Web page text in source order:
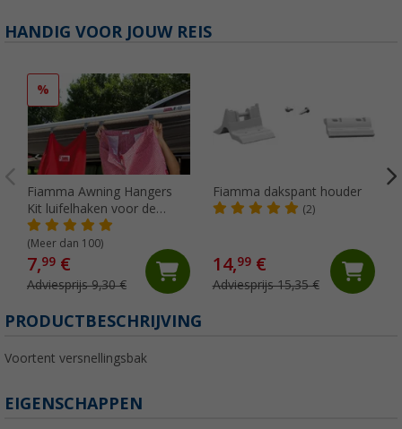
HANDIG VOOR JOUW REIS
%
Fiamma Awning Hangers
Kit luifelhaken voor de
peesgeleider
(Meer dan 100)
7,99 €
Adviesprijs 9,30 €
Fiamma dakspant houder
(2)
14,99€
Adviesprijs 15,35 €
PRODUCTBESCHRIJVING
Voortent versnellingsbak
EIGENSCHAPPEN